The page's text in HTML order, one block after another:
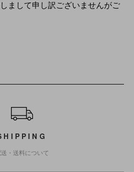
まして申し訳ございませんがご
ガイド
送・送料について